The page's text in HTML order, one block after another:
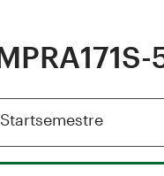
Vis
Startsemestre